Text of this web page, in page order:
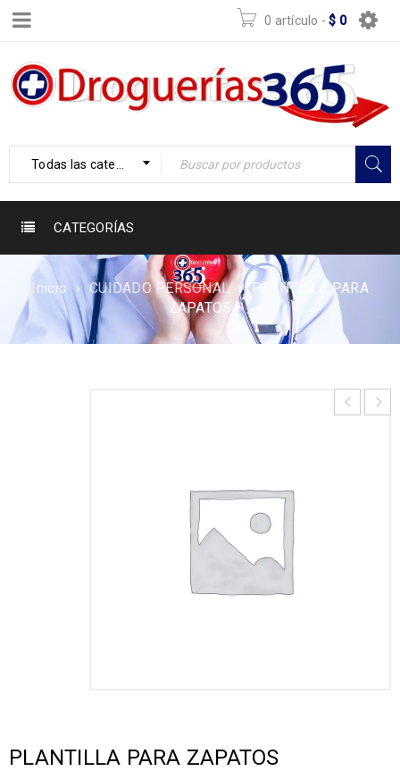
0 artículo - $ 0
Todas las categorías
CATEGORÍAS
Inicio › CUIDADO PERSONAL › PLANTILLA PARA
ZAPATOS
PLANTILLA PARA ZAPATOS